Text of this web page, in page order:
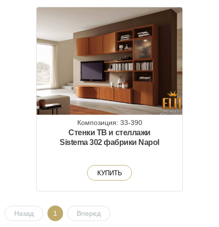
Композиция: 33-390
Стенки ТВ и стеллажи
Sistema 302 фабрики Napol
КУПИТЬ
Назад 1 Вперед